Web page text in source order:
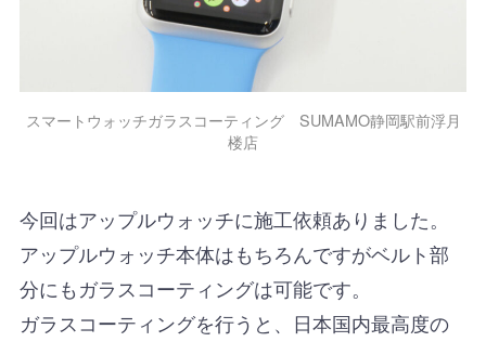
スマートウォッチガラスコーティング SUMAMO静岡駅前浮月
楼店
今回はアップルウォッチに施工依頼ありました。
アップルウォッチ本体はもちろんですがベルト部
分にもガラスコーティングは可能です。
ガラスコーティングを行うと、日本国内最高度の